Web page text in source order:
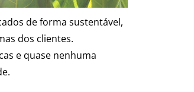
de forma sustentável,
dos clientes.
e quase nenhuma